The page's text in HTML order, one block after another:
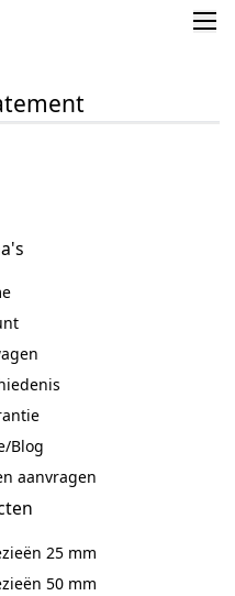
Blog
aanvragen
25 mm
50 mm